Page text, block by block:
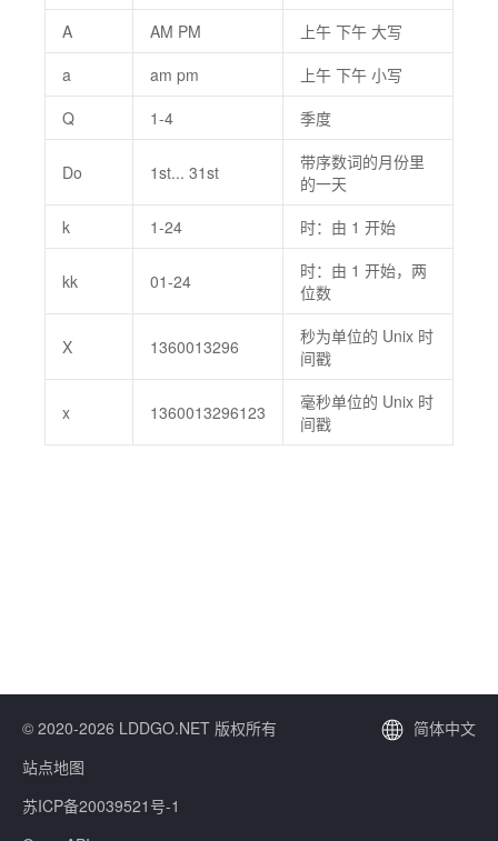
A
AM PM
上午 下午 大写
a
am pm
上午 下午 小写
Q
1-4 季度
Do 1st... 31st
带序数词的月份里
的一天
k
1-24 时：由 1 开始
kk 01-24
时：由 1 开始，两
位数
X 1360013296
秒为单位的 Unix 时
间戳
x 1360013296123
毫秒单位的 Unix 时
间戳
© 2020-2026 LDDGO.NET 版权所有
站点地图
苏ICP备20039521号-1
简体中文